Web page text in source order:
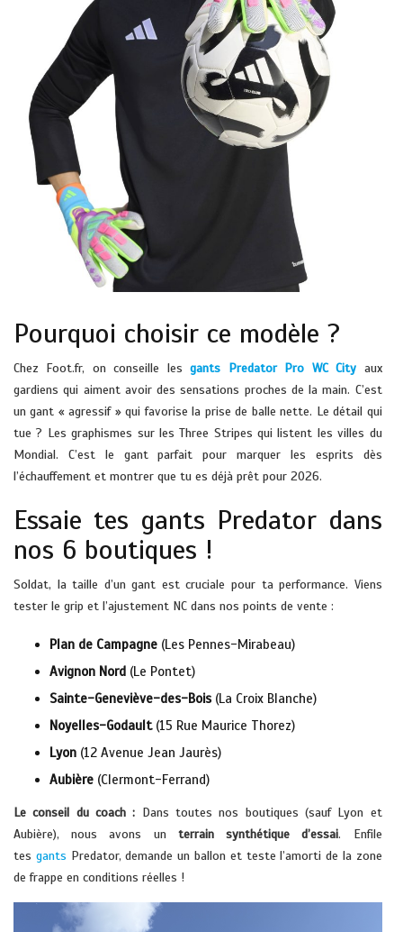
Pourquoi choisir ce modèle ?
Chez Foot.fr, on conseille lesgants Predator Pro WC City aux
gardiens qui aiment avoir des sensations proches de la main. C’est
un gant « agressif » qui favorise la prise de balle nette. Le détail qui
tue ? Les graphismes sur les Three Stripes qui listent les villes du
Mondial. C’est le gant parfait pour marquer les esprits dès
l’échauffement et montrer que tu es déjà prêt pour 2026.
Essaie tes gants Predator dans
nos 6 boutiques !
Soldat, la taille d’un gant est cruciale pour ta performance. Viens
tester le grip et l’ajustement NC dans nos points de vente :
Plan de Campagne (Les Pennes-Mirabeau)
Avignon Nord (Le Pontet)
Sainte-Geneviève-des-Bois (La Croix Blanche)
Noyelles-Godault(15 Rue Maurice Thorez)
Lyon (12 Avenue Jean Jaurès)
Aubière (Clermont-Ferrand)
Le conseil du coach : Dans toutes nos boutiques (sauf Lyon et
Aubière), nous avons un terrain synthétique d’essai. Enfile
tes gants Predator, demande un ballon et teste l’amorti de la zone
de frappe en conditions réelles !